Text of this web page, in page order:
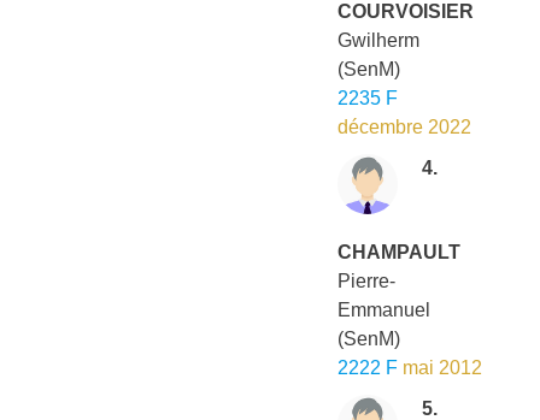
COURVOISIER
Gwilherm
(SenM)
2235 F
décembre 2022
4.
CHAMPAULT
Pierre-
Emmanuel
(SenM)
2222 F mai 2012
5.